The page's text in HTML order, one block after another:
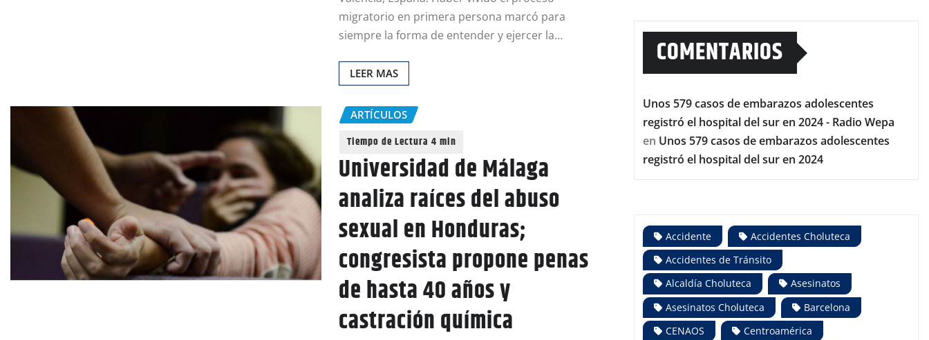
migratorio en primera persona marcó para
siempre la forma de entender y ejercer la…
LEER MAS
ARTÍCULOS
Universidad de Málaga
analiza raíces del abuso
sexual en Honduras;
congresista propone penas
de hasta 40 años y
castración química
COMENTARIOS
Unos 579 casos de embarazos adolescentes
registró el hospital del sur en 2024 - Radio Wepa
en Unos 579 casos de embarazos adolescentes
registró el hospital del sur en 2024
Accidente
Accidentes Choluteca
Accidentes de Tránsito
Alcaldía Choluteca
Asesinatos
Asesinatos Choluteca
Barcelona
CENAOS
Centroamérica